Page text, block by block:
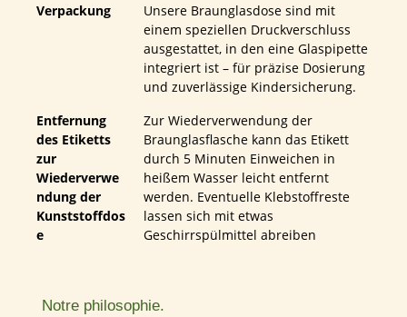
Verpackung
Unsere Braunglasdose sind mit
einem speziellen Druckverschluss
ausgestattet, in den eine Glaspipette
integriert ist – für präzise Dosierung
und zuverlässige Kindersicherung.
Entfernung
des Etiketts
zur
Wiederverwe
ndung der
Kunststoffdos
e
Zur Wiederverwendung der
Braunglasflasche kann das Etikett
durch 5 Minuten Einweichen in
heißem Wasser leicht entfernt
werden. Eventuelle Klebstoffreste
lassen sich mit etwas
Geschirrspülmittel abreiben
Notre philosophie.